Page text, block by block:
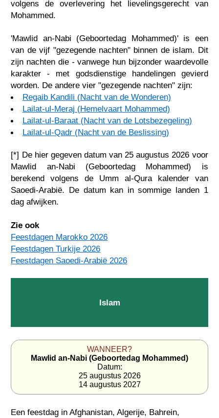
volgens de overlevering het lievelingsgerecht van
Mohammed.
'Mawlid an-Nabi (Geboortedag Mohammed)' is een
van de vijf "gezegende nachten" binnen de islam. Dit
zijn nachten die - vanwege hun bijzonder waardevolle
karakter - met godsdienstige handelingen gevierd
worden. De andere vier "gezegende nachten" zijn:
Regaib Kandili (Nacht van de Wonderen)
Lailat-ul-Meraj (Hemelvaart Mohammed)
Lailat-ul-Baraat (Nacht van de Lotsbezegeling)
Lailat-ul-Qadr (Nacht van de Beslissing)
[*] De hier gegeven datum van 25 augustus 2026 voor
Mawlid an-Nabi (Geboortedag Mohammed) is
berekend volgens de Umm al-Qura kalender van
Saoedi-Arabië. De datum kan in sommige landen 1
dag afwijken.
Zie ook
Feestdagen Marokko 2026
Feestdagen Turkije 2026
Feestdagen Saoedi-Arabië 2026
Islam
WANNEER?
Mawlid an-Nabi (Geboortedag Mohammed)
Datum:
25 augustus 2026
14 augustus 2027
Een feestdag inAfghanistan,Algerije, Bahrein,